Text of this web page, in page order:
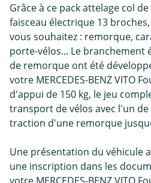
Grâce à ce pack attelage col
faisceau électrique 13
vous souhaitez : remorque,
porte-vélos... Le branchement
de remorque ont été
votre MERCEDES-BENZ VITO
d'appui de 150 kg, le jeu
transport de vélos avec l'un
traction d'une remorque
Une présentation du véhicule
une inscription dans les